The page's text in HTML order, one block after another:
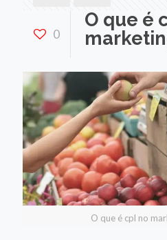
0
O que é
O que é cpl no